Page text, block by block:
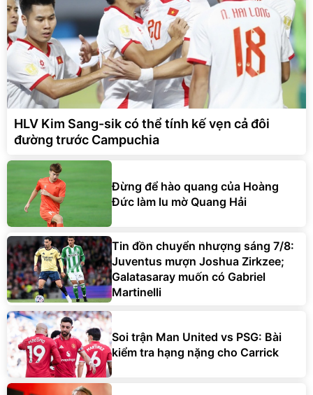
HLV Kim Sang-sik có thể tính kế vẹn cả đôi
đường trước Campuchia
Đừng để hào quang của Hoàng
Đức làm lu mờ Quang Hải
Tin đồn chuyển nhượng sáng 7/8:
Juventus mượn Joshua Zirkzee;
Galatasaray muốn có Gabriel
Martinelli
Soi trận Man United vs PSG: Bài
kiểm tra hạng nặng cho Carrick